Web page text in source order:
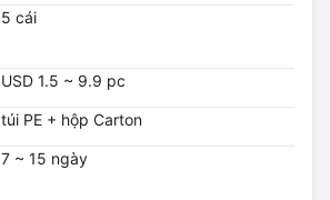
5 cái
USD 1.5 ~ 9.9 pc
túi PE + hộp Carton
7 ~ 15 ngày